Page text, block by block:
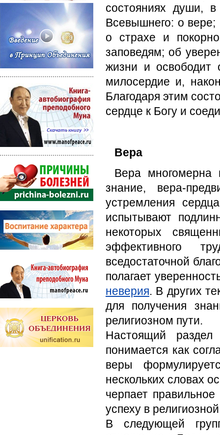
состояниях души,
Всевышнего: о вере;
о страхе и
заповедям; об
жизни и освободит
милосердие и,
Благодаря этим
сердце к Богу и
Вера
Вера многомерна
знание, вера-
устремления
испытывают
некоторых
эффективного
вседостаточной
полагает
неве­рия. В других
для получения
религиозном пути.
Настоящий
понимает­ся как
веры
нескольких словах
черпает
успеху в
В следующей